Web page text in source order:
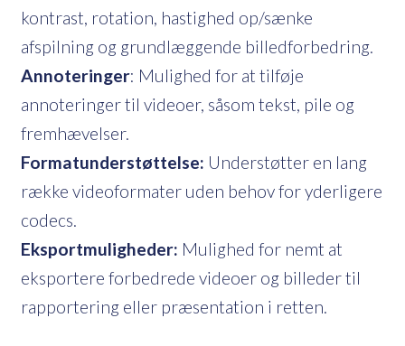
kontrast, rotation, hastighed op/sænke
afspilning og grundlæggende billedforbedring.
Annoteringer: Mulighed for at tilføje
annoteringer til videoer, såsom tekst, pile og
fremhævelser.
Formatunderstøttelse: Understøtter en lang
række videoformater uden behov for yderligere
codecs.
Eksportmuligheder: Mulighed for nemt at
eksportere forbedrede videoer og billeder til
rapportering eller præsentation i retten.